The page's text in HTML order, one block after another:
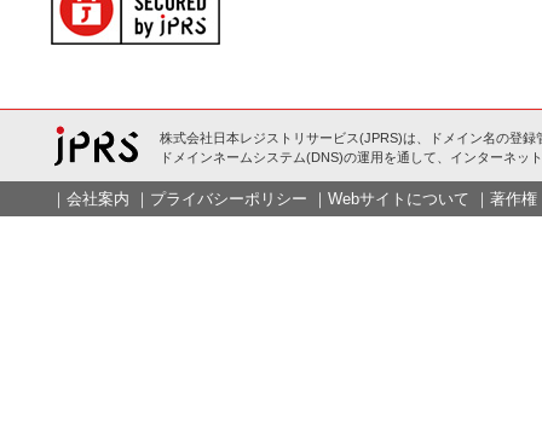
株式会社日本レジストリサービス(JPRS)は、ドメイン名の登録
ドメインネームシステム(DNS)の運用を通して、インターネッ
｜ 会社案内 ｜ プライバシーポリシー ｜ Webサイトについて ｜ 著作権